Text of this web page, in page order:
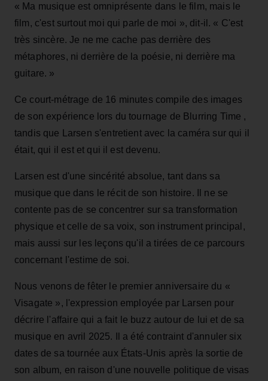
« Ma musique est omniprésente dans le film, mais le
film, c'est surtout moi qui parle de moi », dit-il. « C'est
très sincère. Je ne me cache pas derrière des
métaphores, ni derrière de la poésie, ni derrière ma
guitare. »
Ce court-métrage de 16 minutes compile des images
de son expérience lors du tournage de Blurring Time ,
tandis que Larsen s'entretient avec la caméra sur qui il
était, qui il est et qui il est devenu.
Larsen est d'une sincérité absolue, tant dans sa
musique que dans le récit de son histoire. Il ne se
contente pas de se concentrer sur sa transformation
physique et celle de sa voix, son instrument principal,
mais aussi sur les leçons qu'il a tirées de ce parcours
concernant l'estime de soi.
Nous venons de fêter le premier anniversaire du «
Visagate », l'expression employée par Larsen pour
décrire l'affaire qui a fait le buzz autour de lui et de sa
musique en avril 2025. Il a été contraint d'annuler six
dates de sa tournée aux États-Unis après la sortie de
son album, en raison d'une nouvelle politique de visas